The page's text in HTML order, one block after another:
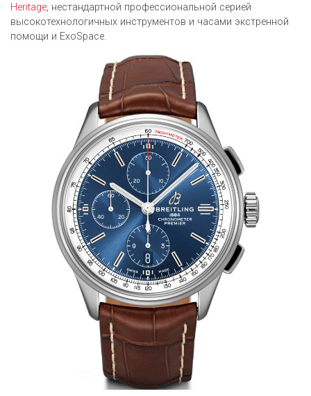
Heritage, нестандартной профессиональной серией
высокотехнологичных инструментов и часами экстренной
помощи и ExoSpace.